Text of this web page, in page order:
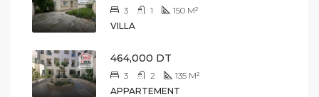
3 1 150 M²
VILLA
464,000 DT
3 2 135 M²
APPARTEMENT